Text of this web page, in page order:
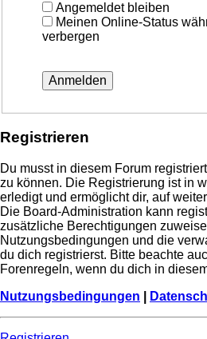
Angemeldet bleiben
Meinen Online-Status
verbergen
Registrieren
Du musst in diesem Forum
zu können. Die Registrierung ist in
erledigt und ermöglicht dir, auf
Die Board-Administration kann
zusätzliche Berechtigungen
Nutzungsbedingungen und die
du dich registrierst. Bitte beachte
Forenregeln, wenn du dich in
Nutzungsbedingungen